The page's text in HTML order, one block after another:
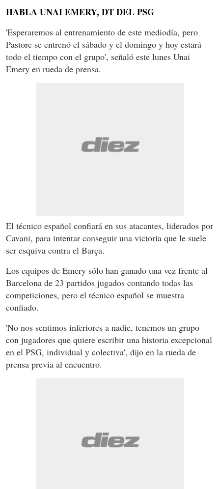
HABLA UNAI EMERY, DT DEL PSG
'Esperaremos al entrenamiento de este mediodía, pero
Pastore se entrenó el sábado y el domingo y hoy estará
todo el tiempo con el grupo', señaló este lunes Unai
Emery en rueda de prensa.
El técnico español confiará en sus atacantes, liderados por
Cavani, para intentar conseguir una victoria que le suele
ser esquiva contra el Barça.
Los equipos de Emery sólo han ganado una vez frente al
Barcelona de 23 partidos jugados contando todas las
competiciones, pero el técnico español se muestra
confiado.
'No nos sentimos inferiores a nadie, tenemos un grupo
con jugadores que quiere escribir una historia excepcional
en el PSG, individual y colectiva', dijo en la rueda de
prensa previa al encuentro.